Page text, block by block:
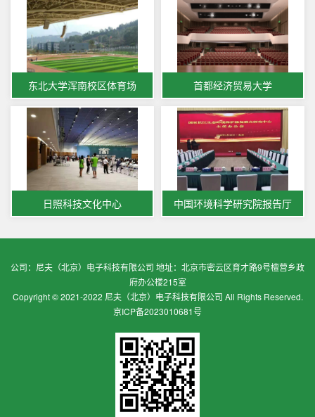
东北大学浑南校区体育场 首都经济贸易大学
日照科技文化中心 中国环境科学研究院报告厅
公司：尼夫（北京）电子科技有限公司 地址：北京市密云区育才路9号檀营乡政
府办公楼215室
Copyright © 2021-2022 尼夫（北京）电子科技有限公司 All Rights Reserved.
京ICP备2023010681号